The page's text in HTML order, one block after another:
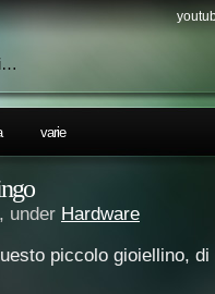
varie
under Hardware
piccolo gioiellino,